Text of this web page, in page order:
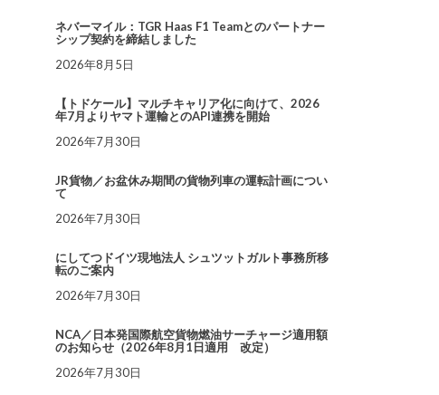
ネバーマイル：TGR Haas F1 Teamとのパートナー
シップ契約を締結しました
2026年8月5日
【トドケール】マルチキャリア化に向けて、2026
年7月よりヤマト運輸とのAPI連携を開始
2026年7月30日
JR貨物／お盆休み期間の貨物列車の運転計画につい
て
2026年7月30日
にしてつドイツ現地法人 シュツットガルト事務所移
転のご案内
2026年7月30日
NCA／日本発国際航空貨物燃油サーチャージ適用額
のお知らせ（2026年8月1日適用 改定）
2026年7月30日